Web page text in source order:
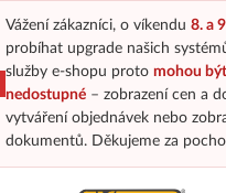
Vážení zákazníci, o víkendu 8. a
probíhat upgrade našich
služby e-shopu proto mohou
nedostupné– zobrazení cen a
vytváření objednávek nebo
dokumentů. Děkujeme za